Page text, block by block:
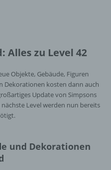
Alles zu Level 42
Objekte, Gebäude, Figuren
Dekorationen kosten dann auch
Update von Simpsons
Level werden nun bereits
und Dekorationen